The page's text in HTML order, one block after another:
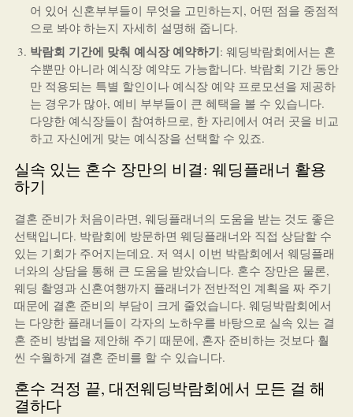
어 있어 신혼부부들이 무엇을 고민하는지, 어떤 점을 중점적
으로 봐야 하는지 자세히 설명해 줍니다.
박람회 기간에 맞춰 예식장 예약하기: 웨딩박람회에서는 혼
수뿐만 아니라 예식장 예약도 가능합니다. 박람회 기간 동안
만 적용되는 특별 할인이나 예식장 예약 프로모션을 제공하
는 경우가 많아, 예비 부부들이 큰 혜택을 볼 수 있습니다.
다양한 예식장들이 참여하므로, 한 자리에서 여러 곳을 비교
하고 자신에게 맞는 예식장을 선택할 수 있죠.
실속 있는 혼수 장만의 비결: 웨딩플래너 활용
하기
결혼 준비가 처음이라면, 웨딩플래너의 도움을 받는 것도 좋은
선택입니다. 박람회에 방문하면 웨딩플래너와 직접 상담할 수
있는 기회가 주어지는데요. 저 역시 이번 박람회에서 웨딩플래
너와의 상담을 통해 큰 도움을 받았습니다. 혼수 장만은 물론,
웨딩 촬영과 신혼여행까지 플래너가 전반적인 계획을 짜 주기
때문에 결혼 준비의 부담이 크게 줄었습니다. 웨딩박람회에서
는 다양한 플래너들이 각자의 노하우를 바탕으로 실속 있는 결
혼 준비 방법을 제안해 주기 때문에, 혼자 준비하는 것보다 훨
씬 수월하게 결혼 준비를 할 수 있습니다.
혼수 걱정 끝, 대전웨딩박람회에서 모든 걸 해
결하다